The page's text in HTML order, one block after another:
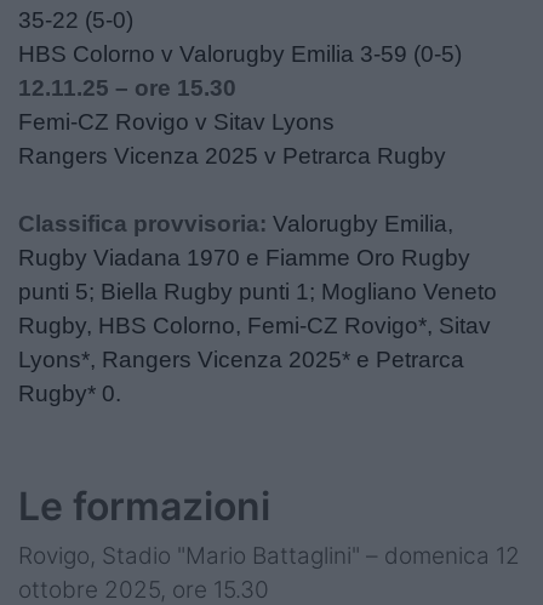
35-22 (5-0)
HBS Colorno v Valorugby Emilia 3-59 (0-5)
12.11.25 – ore 15.30
Femi-CZ Rovigo v Sitav Lyons
Rangers Vicenza 2025 v Petrarca Rugby
Classifica provvisoria: Valorugby Emilia,
Rugby Viadana 1970 e Fiamme Oro Rugby
punti 5; Biella Rugby punti 1; Mogliano Veneto
Rugby, HBS Colorno, Femi-CZ Rovigo*, Sitav
Lyons*, Rangers Vicenza 2025* e Petrarca
Rugby* 0.
Le formazioni
Rovigo, Stadio "Mario Battaglini" – domenica 12
ottobre 2025, ore 15.30